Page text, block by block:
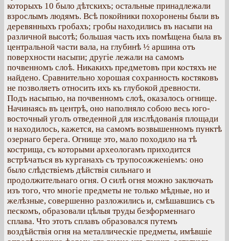
которыхъ 10 было дѣтскихъ; остальные принадлежали
взрослымъ людямъ. Всѣ покойники похоронены были въ
деревянныхъ гробахъ; гробы находились въ насыпи на
различной высотѣ; большая часть ихъ помѣщена была въ
центральной части вала, на глубинѣ ½ аршина отъ
поверхности насыпи; другіе лежали на самомъ
почвенномъ слоѣ. Никакихъ предметовъ при костяхъ не
найдено. Сравнительно хорошая сохранность костяковъ
не позволяетъ относить ихъ къ глубокой древности.
Подъ насыпью, на почвенномъ слоѣ, оказалось огнище.
Начинаясь въ центрѣ, оно наполняло собою весь юго-
восточный уголъ отведенной для изслѣдованія площади
и находилось, кажется, на самомъ возвышенномъ пунктѣ
озернаго берега. Огнище это, мало походило на тѣ
кострища, съ которыми археологамъ приходится
встрѣчаться въ курганахъ съ трупосожженіемъ: оно
было слѣдствіемъ дѣйствія сильнаго и
продолжительнаго огня. О силѣ огня можно заключать
изъ того, что многіе предметы не только мѣдные, но и
желѣзные, совершенно разложились и, смѣшавшись съ
пескомъ, образовали цѣлыя труды безформеннаго
сплава. Что этотъ сплавъ образовался путемъ
воздѣйствія огня на металлическіе предметы, имѣвшіе